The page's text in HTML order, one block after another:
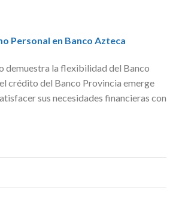
Personal en Banco Azteca
demuestra la flexibilidad del Banco
crédito del Banco Provincia emerge
sus necesidades financieras con